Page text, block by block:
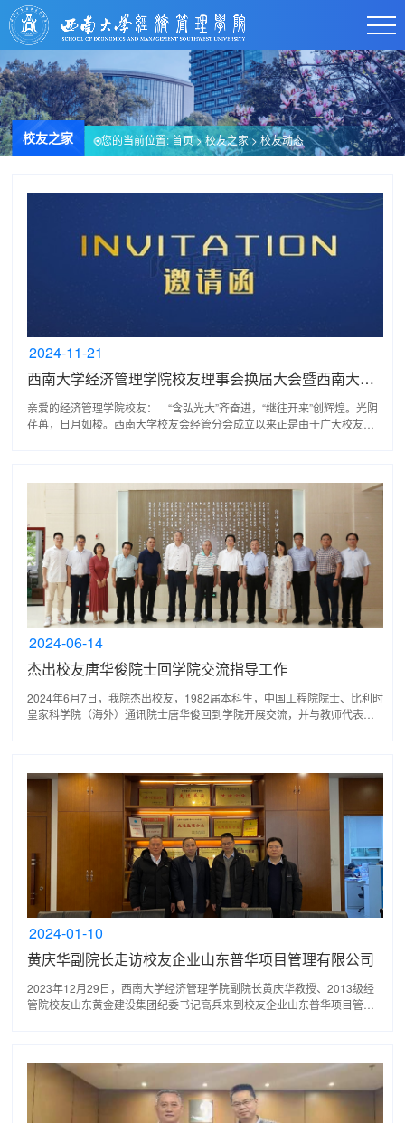
校友之家 您的当前位置:首页>校友之家>校友动态
2024-11-21
西南大学经济管理学院校友理事会换届大会暨西南大学MBA校友理事会成立大会邀请函
亲爱的经济管理学院校友： “含弘光大”齐奋进，“继往开来”创辉煌。光阴
荏苒，日月如梭。西南大学校友会经管分会成立以来正是由于广大校友的
2024-06-14
杰出校友唐华俊院士回学院交流指导工作
2024年6月7日，我院杰出校友，1982届本科生，中国工程院院士、比利时
皇家科学院（海外）通讯院士唐华俊回到学院开展交流，并与教师代表亲
2024-01-10
黄庆华副院长走访校友企业山东普华项目管理有限公司
2023年12月29日，西南大学经济管理学院副院长黄庆华教授、2013级经
管院校友山东黄金建设集团纪委书记高兵来到校友企业山东普华项目管理